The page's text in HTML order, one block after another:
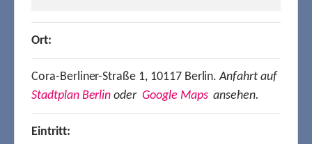
Ort:
Cora-Berliner-Straße 1, 10117 Berlin.Anfahrt auf
Stadtplan Berlin oder Google Mapsansehen.
Eintritt: